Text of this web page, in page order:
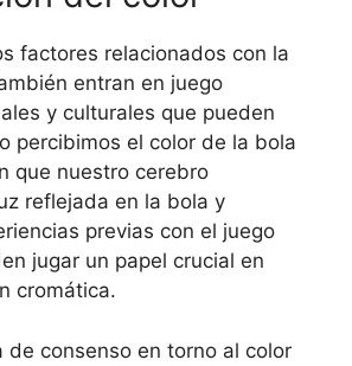
factores relacionados con la
entran en juego
y culturales que pueden
percibimos el color de la bola
que nuestro cerebro
reflejada en la bola y
previas con el juego
jugar un papel crucial en
cromática.
de consenso en torno al color